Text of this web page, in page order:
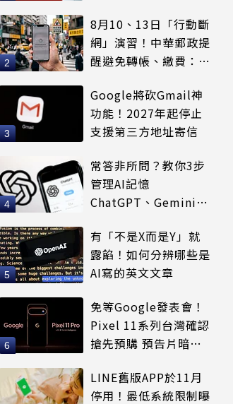
8月10、13日「行動斷
網」演習！中華郵政提
醒避免轉帳、繳費：務
Google將砍Gmail神
功能！2027年起停止
支援第三方地址寄信
常答非所問？教你3步
管理AI記憶
ChatGPT、Gemini都
有「不是X而是Y」就
露餡！如何分辨哪些是
AI寫的英文文章
免等Google發表會！
Pixel 11系列台灣確認
搶先預購 預告片暗示
LINE舊版APP於11月
停用！最低系統限制曝